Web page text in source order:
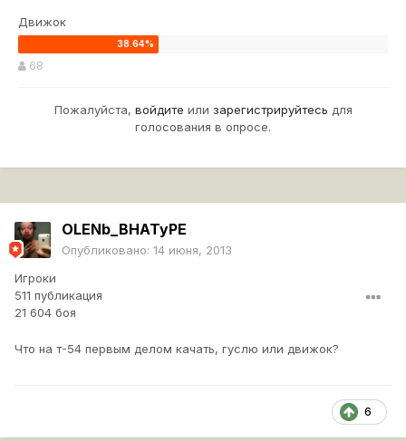
Движок
68
Пожалуйста, войдите или зарегистрируйтесь для
голосования в опросе.
OLENb_BHATyPE
Опубликовано: 14 июня, 2013
Игроки
511 публикация
21 604 боя
Что на т-54 первым делом качать, гуслю или движок?
6